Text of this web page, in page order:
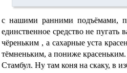
с нашими ранними подъёмами,
единственное средство не
чёреньким , а сахарные уста
тёмненьким, а пониже
Стамбул. Ну там коня на скаку, в